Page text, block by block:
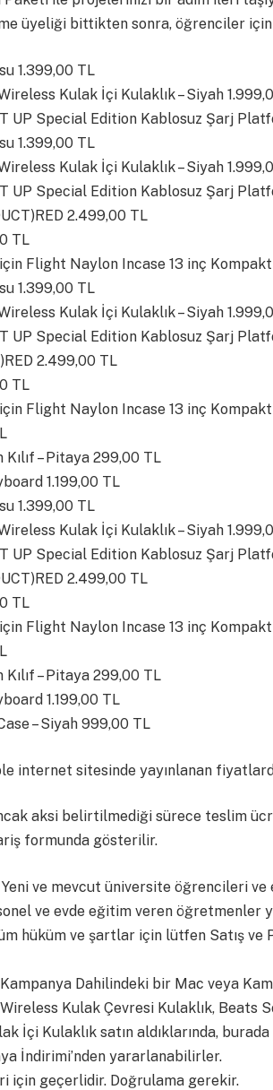
üyeliği bittikten sonra, öğrenciler
1.399,00 TL
Kulak İçi Kulaklık – Siyah
UP Special Edition Kablosuz Şarj
1.399,00 TL
Kulak İçi Kulaklık – Siyah
UP Special Edition Kablosuz Şarj
2.499,00 TL
TL
Flight Naylon Incase 13 inç Kompakt
1.399,00 TL
Kulak İçi Kulaklık – Siyah
UP Special Edition Kablosuz Şarj
2.499,00 TL
TL
Flight Naylon Incase 13 inç Kompakt
– Pitaya 299,00 TL
1.199,00 TL
1.399,00 TL
Kulak İçi Kulaklık – Siyah
UP Special Edition Kablosuz Şarj
2.499,00 TL
TL
Flight Naylon Incase 13 inç Kompakt
– Pitaya 299,00 TL
1.199,00 TL
– Siyah 999,00 TL
internet sitesinde yayınlanan
aksi belirtilmediği sürece teslim
formunda gösterilir.
ve mevcut üniversite öğrencileri ve
ve evde eğitim veren öğretmenler
hüküm ve şartlar için lütfen Satış ve
Dahilindeki bir Mac veya
Kulak Çevresi Kulaklık, Beats
İçi Kulaklık satın aldıklarında,
İndirimi’nden yararlanabilirler.
için geçerlidir. Doğrulama gerekir.